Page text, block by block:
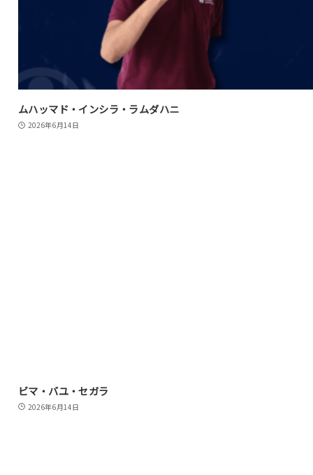
ムハッマド・インシラ・ラムダハニ
2026年6月14日
ビマ・バユ・セガラ
2026年6月14日